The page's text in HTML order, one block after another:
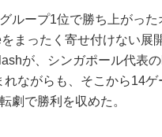
ループ1位で勝ち上がっ
まったく寄せ付けない展
が、シンガポール代表
れながらも、そこから14
劇で勝利を収めた。